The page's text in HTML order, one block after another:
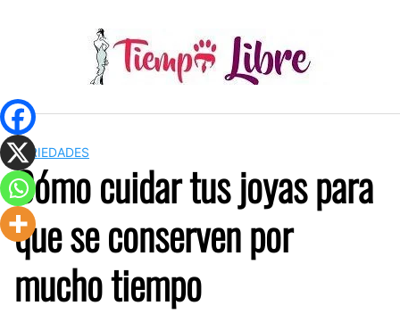
VARIEDADES
Cómo cuidar tus joyas para
que se conserven por
mucho tiempo